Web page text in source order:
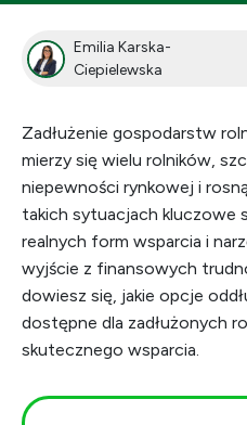
Emilia Karska-
Ciepielewska
Zadłużenie gospodarstw
mierzy się wielu rolników,
niepewności rynkowej i
takich sytuacjach kluczowe
realnych form wsparcia i
wyjście z finansowych
dowiesz się, jakie opcje
dostępne dla zadłużonych
skutecznego wsparcia.